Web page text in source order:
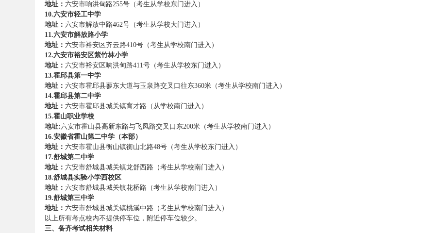
地址： 六安市响洪甸路255号（考生从学校东门进入）
10.六安市轻工中学
地址： 六安市解放中路462号（考生从学校大门进入）
11.六安市解放路小学
地址： 六安市裕安区齐云路410号（考生从学校南门进入）
12.六安市裕安区紫竹林小学
地址： 六安市裕安区响洪甸路411号（考生从学校东门进入）
13.霍邱县第一中学
地址： 六安市霍邱县蓼东大道与玉泉路交叉口往东360米（考生从学校南门进入）
14.霍邱县第二中学
地址： 六安市霍邱县城关镇育才路（从学校南门进入）
15.霍山职业学校
地址:六安市霍山县高新东路与飞凤路交叉口东200米（考生从学校南门进入）
16.安徽省霍山第二中学（本部）
地址： 六安市霍山县衡山镇衡山北路48号（考生从学校东门进入）
17.舒城第二中学
地址： 六安市舒城县城关镇龙舒西路（考生从学校南门进入）
18.舒城县实验小学西校区
地址： 六安市舒城县城关镇花桥路（考生从学校南门进入）
19.舒城第三中学
地址： 六安市舒城县城关镇桃溪中路（考生从学校南门进入）
以上所有考点校内不提供停车位，附近停车位较少。
三、备齐考试相关材料